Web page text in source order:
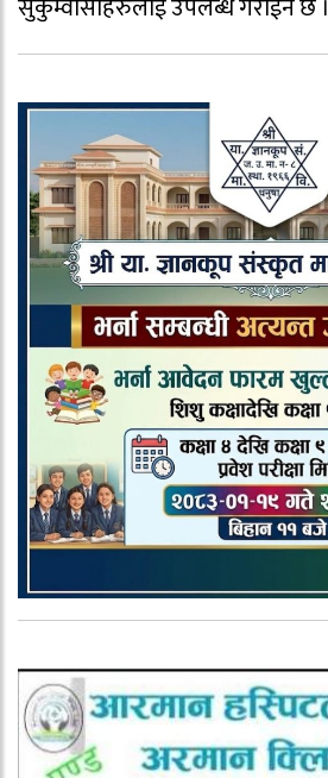
सुकुम्वासीहरुलाई उपलब्ध गराईने छ ।